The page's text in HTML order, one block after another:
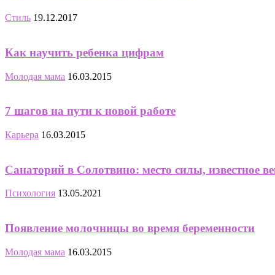
Стиль 19.12.2017
Как научить ребенка цифрам
Молодая мама 16.03.2015
7 шагов на пути к новой работе
Карьера 16.03.2015
Санаторий в Солотвино: место силы, известное
Психология 13.05.2021
Появление молочницы во время беременности
Молодая мама 16.03.2015